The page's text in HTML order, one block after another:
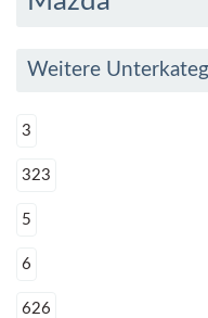
Weitere
3
323
5
6
626